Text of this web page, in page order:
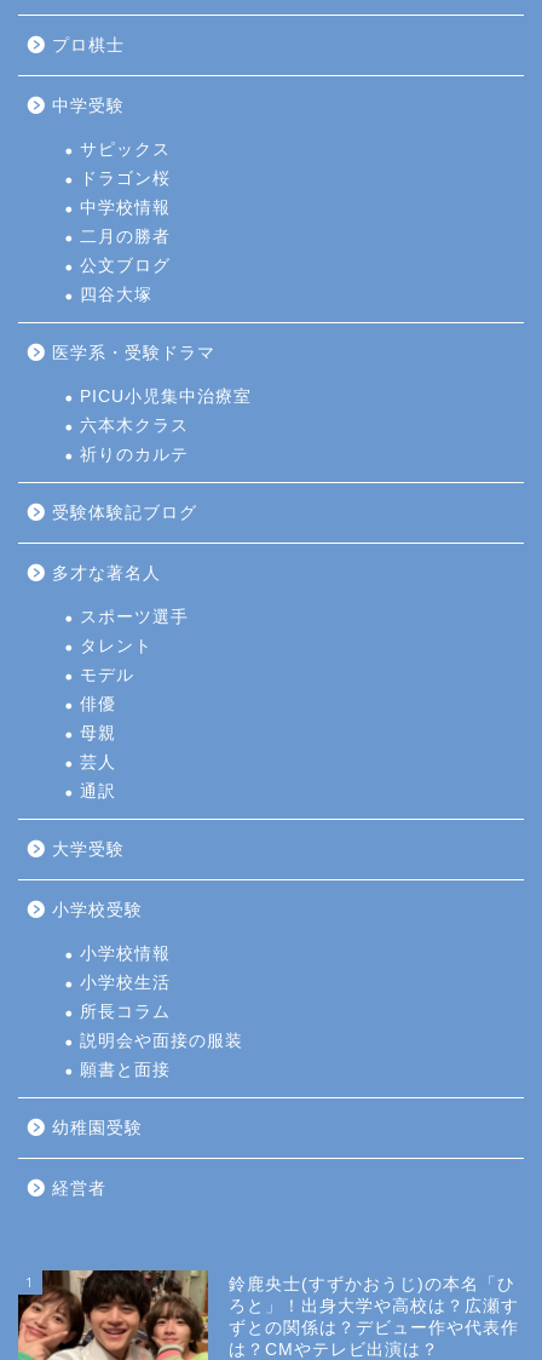
プロ棋士
中学受験
サピックス
ドラゴン桜
中学校情報
二月の勝者
公文ブログ
四谷大塚
医学系・受験ドラマ
PICU小児集中治療室
六本木クラス
祈りのカルテ
受験体験記ブログ
多才な著名人
スポーツ選手
タレント
モデル
俳優
母親
芸人
通訳
大学受験
小学校受験
小学校情報
小学校生活
所長コラム
説明会や面接の服装
願書と面接
幼稚園受験
経営者
1
鈴鹿央士(すずかおうじ)の本名「ひ
ろと」！出身大学や高校は？広瀬す
ずとの関係は？デビュー作や代表作
は？CMやテレビ出演は？